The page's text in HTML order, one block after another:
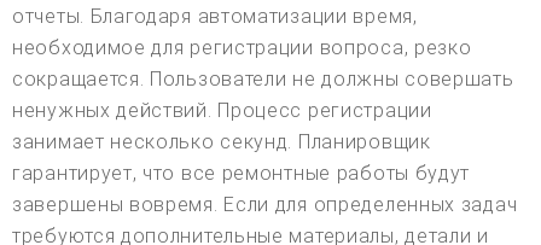
отчеты. Благодаря автоматизации время,
необходимое для регистрации вопроса, резко
сокращается. Пользователи не должны совершать
ненужных действий. Процесс регистрации
занимает несколько секунд. Планировщик
гарантирует, что все ремонтные работы будут
завершены вовремя. Если для определенных задач
требуются дополнительные материалы, детали и